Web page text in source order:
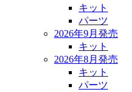
キット
パーツ
2026年9月発売
キット
2026年8月発売
キット
パーツ